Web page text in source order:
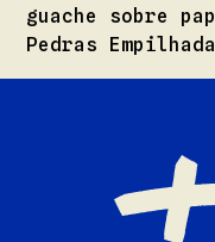
guache sobre
Pedras